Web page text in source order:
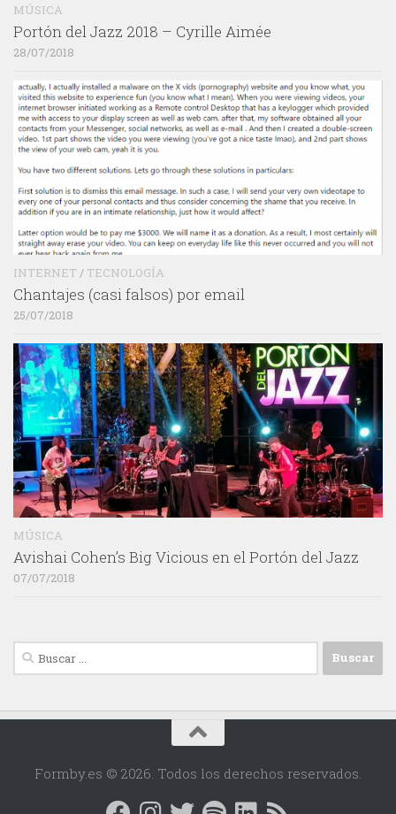
MÚSICA
Portón del Jazz 2018 – Cyrille Aimée
28/07/2018
INTERNET / TECNOLOGÍA
Chantajes (casi falsos) por email
25/07/2018
MÚSICA
Avishai Cohen’s Big Vicious en el Portón del Jazz
07/07/2018
Buscar:
Formby.es © 2026. Todos los derechos reservados.